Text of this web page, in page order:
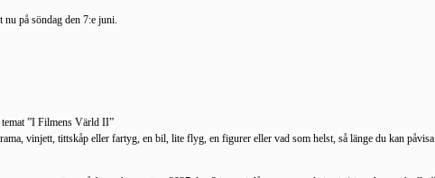
på söndag den 7:e juni.
”I Filmens Värld II”
vinjett, tittskåp eller fartyg, en bil, lite flyg, en figurer eller vad som helst, så länge du kan